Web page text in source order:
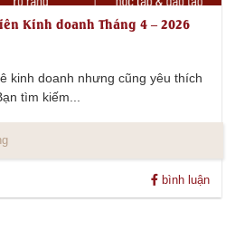
Kinh doanh Tháng 4 – 2026
kinh doanh nhưng cũng yêu thích
tìm kiếm...
bình luận